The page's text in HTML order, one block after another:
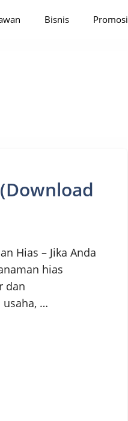
Bisnis Promosi
Hias – Jika Anda
hias
dan
…